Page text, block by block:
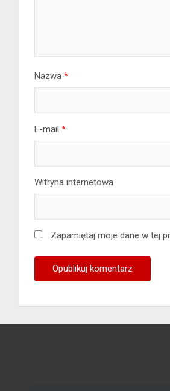
Nazwa *
E-mail *
Witryna internetowa
Zapamiętaj moje dane w tej